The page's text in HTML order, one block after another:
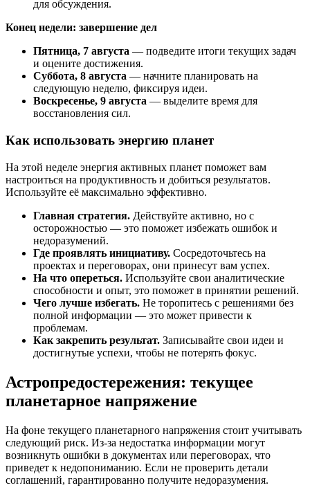
для обсуждения.
Конец недели: завершение дел
Пятница, 7 августа — подведите итоги текущих задач
и оцените достижения.
Суббота, 8 августа — начните планировать на
следующую неделю, фиксируя идеи.
Воскресенье, 9 августа — выделите время для
восстановления сил.
Как использовать энергию планет
На этой неделе энергия активных планет поможет вам
настроиться на продуктивность и добиться результатов.
Используйте её максимально эффективно.
Главная стратегия. Действуйте активно, но с
осторожностью — это поможет избежать ошибок и
недоразумений.
Где проявлять инициативу. Сосредоточьтесь на
проектах и переговорах, они принесут вам успех.
На что опереться. Используйте свои аналитические
способности и опыт, это поможет в принятии решений.
Чего лучше избегать. Не торопитесь с решениями без
полной информации — это может привести к
проблемам.
Как закрепить результат. Записывайте свои идеи и
достигнутые успехи, чтобы не потерять фокус.
Астропредостережения: текущее
планетарное напряжение
На фоне текущего планетарного напряжения стоит учитывать
следующий риск. Из-за недостатка информации могут
возникнуть ошибки в документах или переговорах, что
приведет к недопониманию. Если не проверить детали
соглашений, гарантированно получите недоразумения.